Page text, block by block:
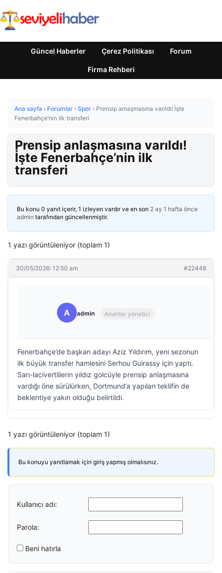
Güncel Haberler Çerez Politikası Forum
Firma Rehberi
Ana sayfa › Forumlar › Spor › Prensip anlaşmasına varıldı! İşte
Fenerbahçe’nin ilk transferi
Prensip anlaşmasına varıldı!
İşte Fenerbahçe’nin ilk
transferi
Bu konu 0 yanıt içerir, 1 izleyen vardır ve en son 2 ay 1 hafta önce
admin tarafından güncellenmiştir.
1 yazı görüntüleniyor (toplam 1)
30/05/2026: 12:50 am #22448
A admin Anahtar yönetici
Fenerbahçe’de başkan adayı Aziz Yıldırım, yeni sezonun
ilk büyük transfer hamlesini Serhou Guirassy için yaptı.
Sarı-lacivertlilerin yıldız golcüyle prensip anlaşmasına
vardığı öne sürülürken, Dortmund’a yapılan teklifin de
beklentiye yakın olduğu belirtildi.
1 yazı görüntüleniyor (toplam 1)
Bu konuyu yanıtlamak için giriş yapmış olmalısınız.
Kullanıcı adı:
Parola:
Beni hatırla